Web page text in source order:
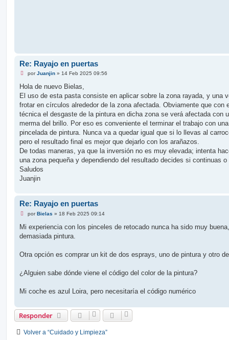
Re: Rayajo en puertas
M
n
a
j
s
i
l
e
r
porJuanjin» 14 Feb 2025 09:56
Hola de nuevo Bielas,
El uso de esta pasta consiste en aplicar sobre la zona rayada, y una
frotar en círculos alrededor de la zona afectada. Obviamente que con
técnica el desgaste de la pintura en dicha zona se verá afectada con
merma del brillo. Por eso es conveniente el terminar el trabajo con una
pincelada de pintura. Nunca va a quedar igual que si lo llevas al
pero el resultado final es mejor que dejarlo con los arañazos.
De todas maneras, ya que la inversión no es muy elevada; intenta
una zona pequeña y dependiendo del resultado decides si continuas o
Saludos
Juanjin
Re: Rayajo en puertas
M
n
a
s
l
r
porBielas » 18 Feb 2025 09:14
Mi experiencia con los pinceles de retocado nunca ha sido muy
demasiada pintura.
Otra opción es comprar un kit de dos esprays, uno de pintura y otro
¿Alguien sabe dónde viene el código del color de la pintura?
Mi coche es azul Loira, pero necesitaría el código numérico
Responder
Volver a “Cuidado y Limpieza”